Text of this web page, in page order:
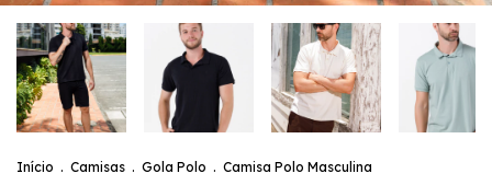
Início . Camisas . Gola Polo . Camisa Polo Masculina